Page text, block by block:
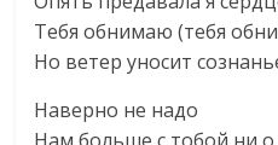
Тебя обнимаю (тебя
Но ветер уносит
Наверно не надо